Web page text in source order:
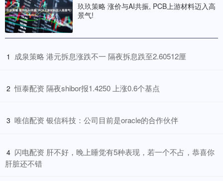
玖玖策略 涨价与AI共振, PCB上游材料迈入高
景气!
1 ​成泉策略 港元拆息涨跌不一 隔夜拆息跌至2.60512厘
2 ​恒泰配资 隔夜shibor报1.4250 上涨0.6个基点
3 ​唯信配资 银信科技：公司目前是oracle的合作伙伴
4 ​闪电配资 肝不好，晚上睡觉有5种表现，若一个不占，恭喜你
肝脏还不错